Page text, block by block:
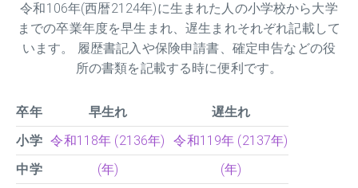
令和106年(西暦2124年)に生まれた人の小学校から大学
までの卒業年度を早生まれ、遅生まれそれぞれ記載して
います。 履歴書記入や保険申請書、確定申告などの役
所の書類を記載する時に便利です。
卒年 早生れ
遅生れ
小学 令和118年 (2136年)
令和119年 (2137年)
中学
(年)
(年)